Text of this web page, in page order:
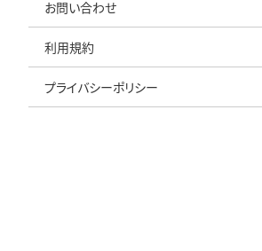
お問い合わせ
利用規約
プライバシーポリシー